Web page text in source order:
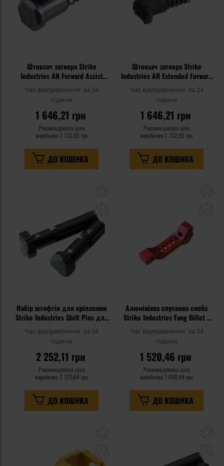
Штовхач затвора Strike
Industries AR Forward Assist
для гвинтівок AR - Black
Час відправлення: за 24
години
1 646,21 грн
Рекомендована ціна
виробника 1 732,85 грн
ДО КОШИКА
Штовхач затвора Strike
Industries AR Extended Forward
Assist для гвинтівок
AR15/AR10 - Black
Час відправлення: за 24
години
1 646,21 грн
Рекомендована ціна
виробника 1 732,85 грн
ДО КОШИКА
Набір штифтів для кріплення
Strike Industries Shift Pins для
гвинтівок AR10 - Black
Час відправлення: за 24
години
2 252,11 грн
Рекомендована ціна
виробника 2 370,64 грн
ДО КОШИКА
Алюмінієва спускова скоба
Strike Industries Fang Billet -
Час відправлення: за 24
години
1 520,46 грн
Рекомендована ціна
виробника 1 600,48 грн
ДО КОШИКА